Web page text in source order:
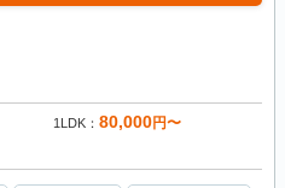
1LDK 80,000円〜